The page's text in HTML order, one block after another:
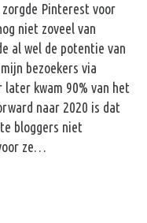
Pinterest voor
niet zoveel van
al wel de potentie van
bezoekers via
kwam 90% van het
naar 2020 is dat
bloggers niet
ze…